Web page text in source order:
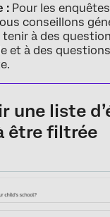
: Pour les
conseillons
tenir à des
et à des
une liste
être filtrée